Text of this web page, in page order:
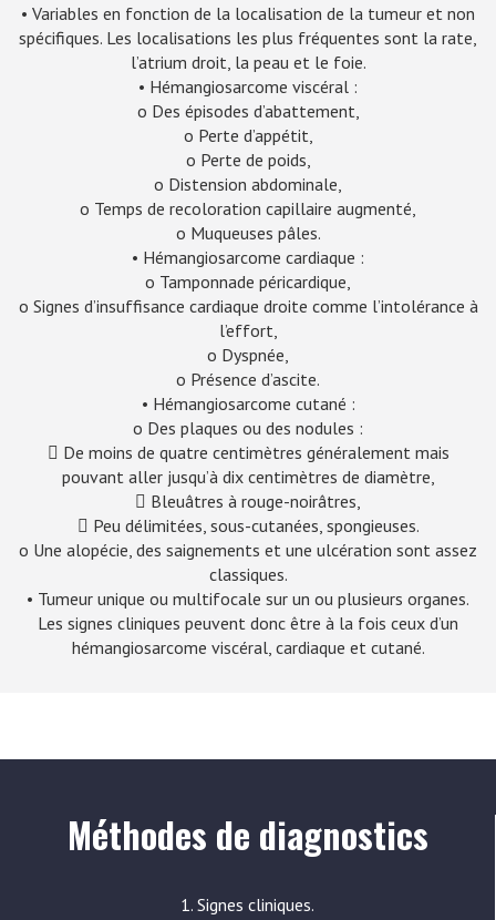
• Variables en fonction de la localisation de la tumeur et non
spécifiques. Les localisations les plus fréquentes sont la rate,
l’atrium droit, la peau et le foie.
• Hémangiosarcome viscéral :
o Des épisodes d’abattement,
o Perte d’appétit,
o Perte de poids,
o Distension abdominale,
o Temps de recoloration capillaire augmenté,
o Muqueuses pâles.
• Hémangiosarcome cardiaque :
o Tamponnade péricardique,
o Signes d’insuffisance cardiaque droite comme l’intolérance à
l’effort,
o Dyspnée,
o Présence d’ascite.
• Hémangiosarcome cutané :
o Des plaques ou des nodules :
 De moins de quatre centimètres généralement mais
pouvant aller jusqu’à dix centimètres de diamètre,
 Bleuâtres à rouge-noirâtres,
 Peu délimitées, sous-cutanées, spongieuses.
o Une alopécie, des saignements et une ulcération sont assez
classiques.
• Tumeur unique ou multifocale sur un ou plusieurs organes.
Les signes cliniques peuvent donc être à la fois ceux d’un
hémangiosarcome viscéral, cardiaque et cutané.
Méthodes de diagnostics
1. Signes cliniques.